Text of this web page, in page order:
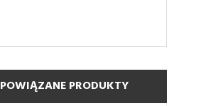
POWIĄZANE PRODUKTY